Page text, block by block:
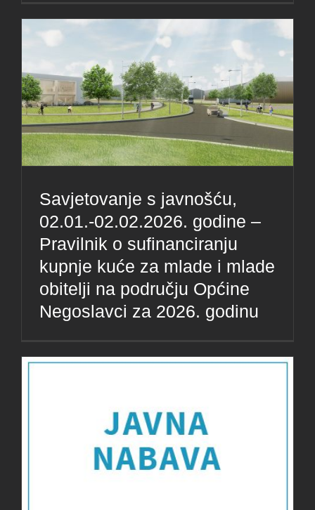
Savjetovanje s javnošću,
02.01.-02.02.2026. godine –
Pravilnik o sufinanciranju
kupnje kuće za mlade i mlade
obitelji na području Općine
Negoslavci za 2026. godinu